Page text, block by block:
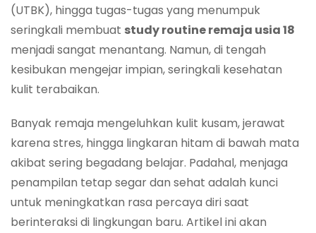
(UTBK), hingga tugas-tugas yang menumpuk
seringkali membuat study routine remaja usia 18
menjadi sangat menantang. Namun, di tengah
kesibukan mengejar impian, seringkali kesehatan
kulit terabaikan.
Banyak remaja mengeluhkan kulit kusam, jerawat
karena stres, hingga lingkaran hitam di bawah mata
akibat sering begadang belajar. Padahal, menjaga
penampilan tetap segar dan sehat adalah kunci
untuk meningkatkan rasa percaya diri saat
berinteraksi di lingkungan baru. Artikel ini akan